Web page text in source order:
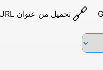
تحميل من عنوان URL